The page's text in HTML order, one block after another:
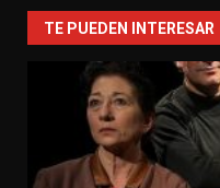
TE PUEDEN INTERESAR